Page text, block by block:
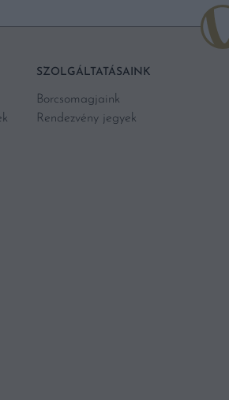
SZOLGÁLTATÁSAINK
Borcsomagjaink
Rendezvény jegyek